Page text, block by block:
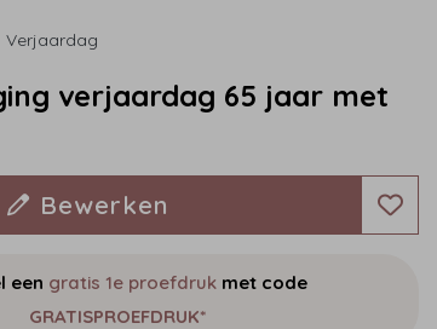
Verjaardag
verjaardag 65 jaar met
Bewerken
een gratis 1e proefdruk met code
GRATISPROEFDRUK*